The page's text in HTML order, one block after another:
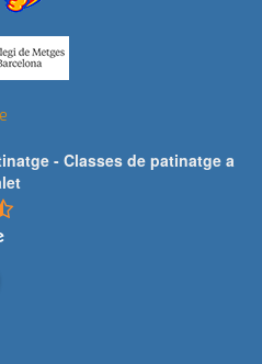
- Classes de patinatge a